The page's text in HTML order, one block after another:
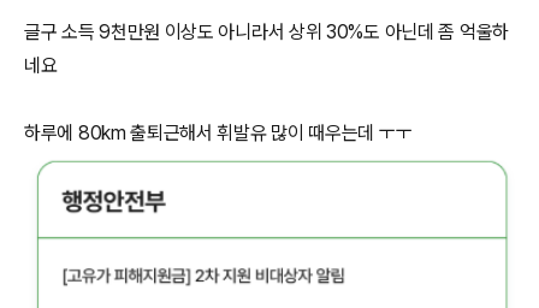
글구 소득 9천만원 이상도 아니라서 상위 30%도 아닌데 좀 억울하
네요
하루에 80km 출퇴근해서 휘발유 많이 때우는데 ㅜㅜ